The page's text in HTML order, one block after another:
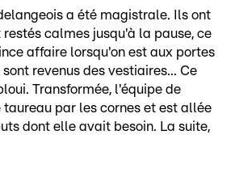
a été magistrale. Ils ont
calmes jusqu'à la pause, ce
affaire lorsqu'on est aux portes
revenus des vestiaires... Ce
Transformée, l'équipe de
taureau par les cornes et est allée
dont elle avait besoin. La suite,